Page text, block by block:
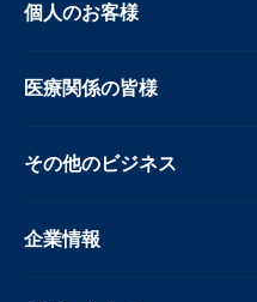
個人のお客様
医療関係の皆様
その他のビジネス
企業情報